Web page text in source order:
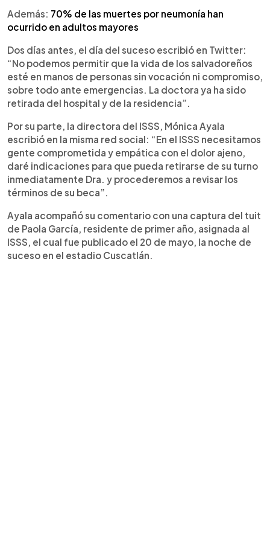
Además: 70% de las muertes por neumonía han
ocurrido en adultos mayores
Dos días antes, el día del suceso escribió en Twitter:
“No podemos permitir que la vida de los salvadoreños
esté en manos de personas sin vocación ni compromiso,
sobre todo ante emergencias. La doctora ya ha sido
retirada del hospital y de la residencia”.
Por su parte, la directora del ISSS, Mónica Ayala
escribió en la misma red social: “En el ISSS necesitamos
gente comprometida y empática con el dolor ajeno,
daré indicaciones para que pueda retirarse de su turno
inmediatamente Dra. y procederemos a revisar los
términos de su beca”.
Ayala acompañó su comentario con una captura del tuit
de Paola García, residente de primer año, asignada al
ISSS, el cual fue publicado el 20 de mayo, la noche de
suceso en el estadio Cuscatlán.